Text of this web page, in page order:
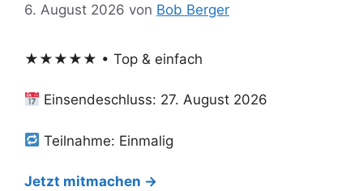
6. August 2026 von Bob Berger
★★★★★ • Top & einfach
Einsendeschluss: 27. August 2026
Teilnahme: Einmalig
Jetzt mitmachen →